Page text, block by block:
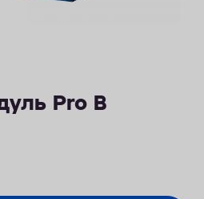
Pro B